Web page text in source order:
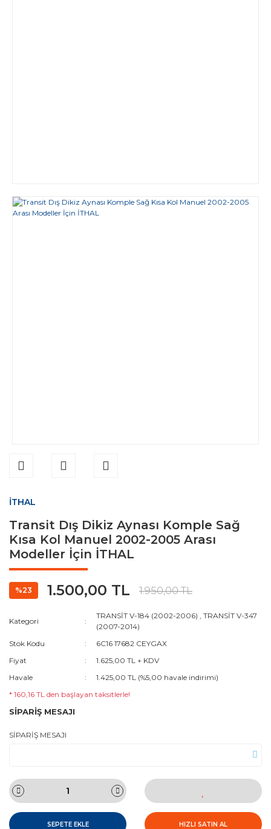
İTHAL
Transit Dış Dikiz Aynası Komple Sağ
Kısa Kol Manuel 2002-2005 Arası
Modeller İçin İTHAL
%23 1.500,00 TL 1.950,00 TL
Kategori
TRANSİT V-184 (2002-2006) ,TRANSİT V-347
(2007-2014)
Stok Kodu
6C16 17682 CEYGAX
Fiyat
1.625,00 TL + KDV
Havale
1.425,00 TL (%5,00 havale indirimi)
* 160,16 TL den başlayan taksitlerle!
SİPARİŞ MESAJI
SİPARİŞ MESAJI
SEPETE EKLE HIZLI SATIN AL